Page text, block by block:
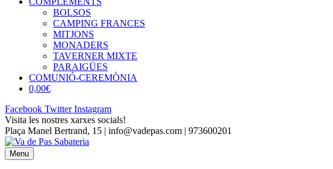
BOLSOS
CAMPING FRANCES
MITJONS
MONADERS
TAVERNER MIXTE
PARAIGÜES
COMUNIÓ-CEREMÒNIA
0,00€
Facebook Twitter Instagram
Visita les nostres xarxes socials!
Plaça Manel Bertrand, 15 | info@vadepas.com | 973600201
Menu